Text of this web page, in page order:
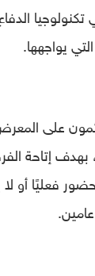
تكنولوجيا
يواجهها.
على
بهدف إتاحة
فعليًا أو